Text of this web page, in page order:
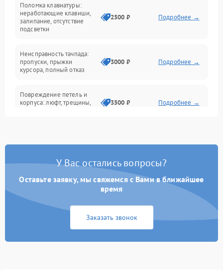
Интерфейсные проблемы
Батарея
Сеть и интернет
Поломка клавиатуры:
неработающие клавиши,
залипание, отсутствие
подсветки
2500 ₽ Подробнее →
Неисправность тачпада:
пропуски, прыжки
курсора, полный отказ
3000 ₽ Подробнее →
Повреждение петель и
корпуса: люфт, трещины,
3500 ₽ Подробнее →
быстрая разрядка,
2500 ₽ Подробнее →
Неисправность зарядного
питания
2000 ₽ Подробнее →
неисправности кулера
У Вас остались вопросы?
Оставьте заявку, мы свяжемся с Вами в ближайшее
время
Заказать звонок